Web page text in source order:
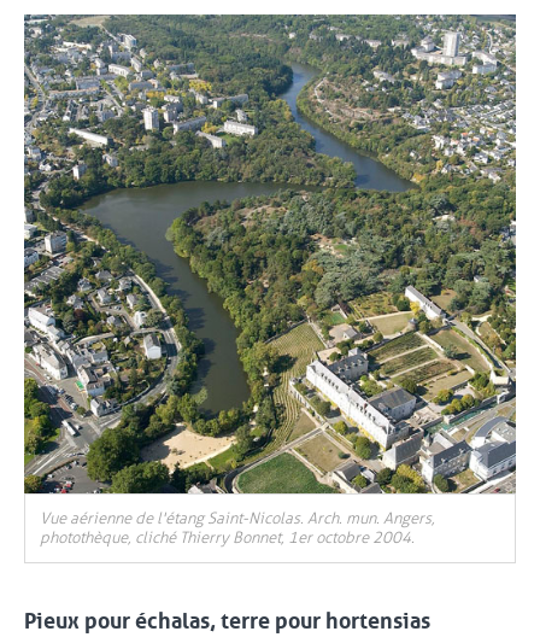
Vue aérienne de l'étang Saint-Nicolas. Arch. mun. Angers,
photothèque, cliché Thierry Bonnet, 1er octobre 2004.
Pieux pour échalas, terre pour hortensias